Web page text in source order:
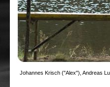
Johannes Krisch ("Alex"), Andreas